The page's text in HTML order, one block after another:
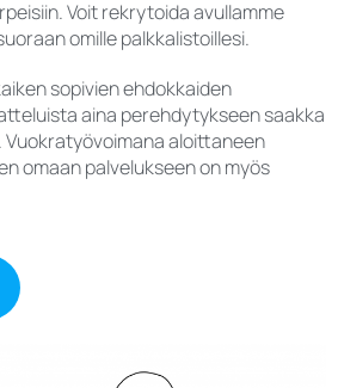
Voit rekrytoida avullamme
omille palkkalistoillesi.
sopivien ehdokkaiden
aina perehdytykseen saakka
Vuokratyövoimana aloittaneen
omaan palvelukseen on myös